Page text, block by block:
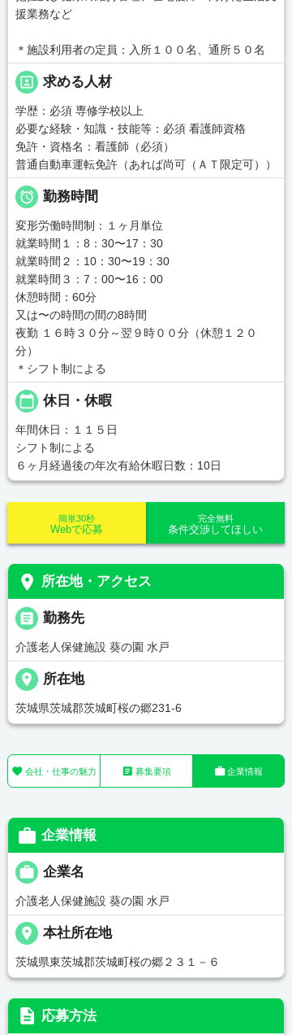
援業務など
＊施設利用者の定員：入所１００名、通所５０名
portrait 求める人材
学歴：必須 専修学校以上
必要な経験・知識・技能等：必須 看護師資格
免許・資格名：看護師（必須）
普通自動車運転免許（あれば尚可（ＡＴ限定可））
 勤務時間
変形労働時間制：１ヶ月単位
就業時間１：8：30〜17：30
就業時間２：10：30〜19：30
就業時間３：7：00〜16：00
休憩時間：60分
又は〜の時間の間の8時間
夜勤 １６時３０分～翌９時００分（休憩１２０
分）
＊シフト制による
calendar_today 休日・休暇
年間休日：１１５日
シフト制による
６ヶ月経過後の年次有給休暇日数：10日
完全無料
条件交渉してほしい
簡単30秒
Webで応募
place 所在地・アクセス
_pin
勤務先
介護老人保健施設 葵の園 水戸
place 所在地
茨城県茨城郡茨城町桜の郷231-6
 会社・仕事の魅力  募集要項 企業情報
 企業情報
 企業名
介護老人保健施設 葵の園 水戸
place 本社所在地
茨城県東茨城郡茨城町桜の郷２３１－６
description 応募方法